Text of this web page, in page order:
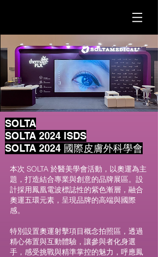
SOLTA
SOLTA 2024 ISDS
SOLTA 2024 國際皮膚外科學會
本次 SOLTA 於醫美學會活動，以奧運為主
題，打造結合專業與創意的品牌展區。設
計採用鳳凰電波標誌性的紫色漸層，融合
奧運五環元素，呈現品牌的高端與國際
感。
特別設置奧運射擊項目概念拍照區，透過
精心佈置與互動體驗，讓參與者化身選
手，感受挑戰與精準掌控的魅力，呼應鳳